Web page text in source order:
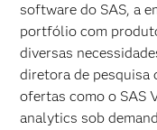
software do SAS, a
portfólio com
diversas
diretora de pesquisa
ofertas como o SAS
analytics sob